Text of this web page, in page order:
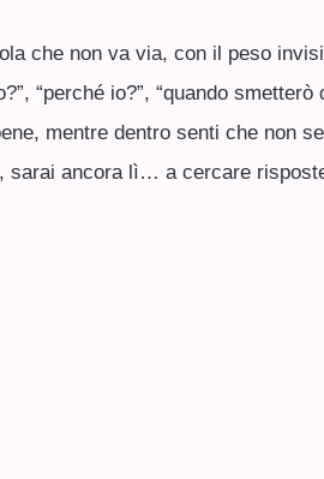
che non va via, con il peso
“perché io?”, “quando smetterò
mentre dentro senti che non
sarai ancora lì… a cercare